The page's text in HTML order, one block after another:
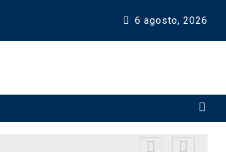
6 agosto, 2026